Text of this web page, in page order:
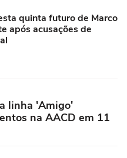
quinta futuro de Marco
após acusações de
linha 'Amigo'
na AACD em 11